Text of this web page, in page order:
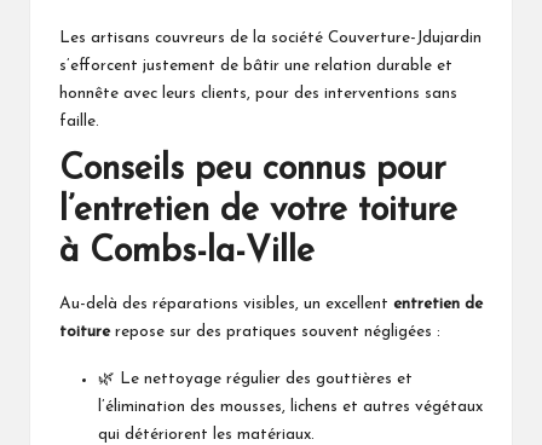
Les artisans couvreurs de la société Couverture-Jdujardin
s’efforcent justement de bâtir une relation durable et
honnête avec leurs clients, pour des interventions sans
faille.
Conseils peu connus pour
l’entretien de votre toiture
à Combs-la-Ville
Au-delà des réparations visibles, un excellent entretien de
toiturerepose sur des pratiques souvent négligées :
🌿 Le nettoyage régulier des gouttières et
l’élimination des mousses, lichens et autres végétaux
qui détériorent les matériaux.